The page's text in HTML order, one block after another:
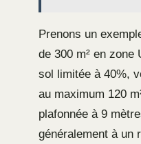
Prenons un
de 300 m² en zone
sol limitée à 40%,
au maximum 120
plafonnée à 9
généralement à un